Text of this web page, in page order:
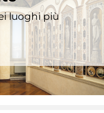
luoghi più